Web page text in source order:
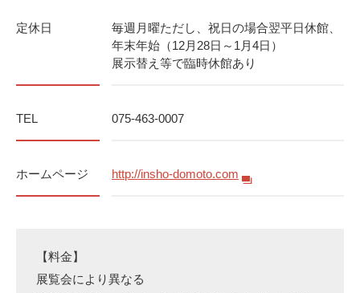
定休日
毎週月曜ただし、祝日の場合翌平日休館、
年末年始（12月28日～1月4日）
展示替え等で臨時休館あり
TEL 075-463-0007
ホームページ http://insho-domoto.com
【料金】
展覧会により異なる